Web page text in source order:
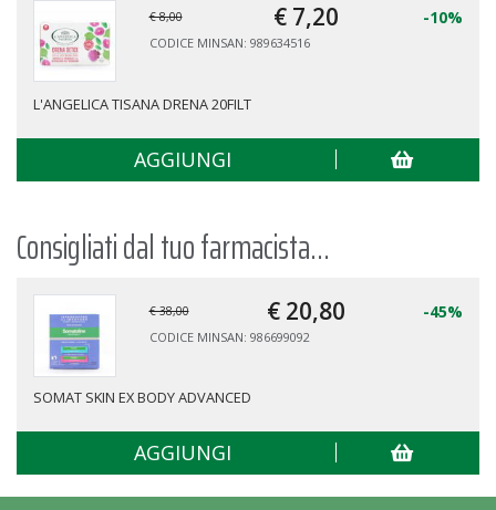
€ 8,00 € 7,20 -10%
CODICE MINSAN: 989634516
L'ANGELICA TISANA DRENA 20FILT
AGGIUNGI
Consigliati dal tuo farmacista...
€ 38,00 € 20,80 -45%
CODICE MINSAN: 986699092
SOMAT SKIN EX BODY ADVANCED
AGGIUNGI